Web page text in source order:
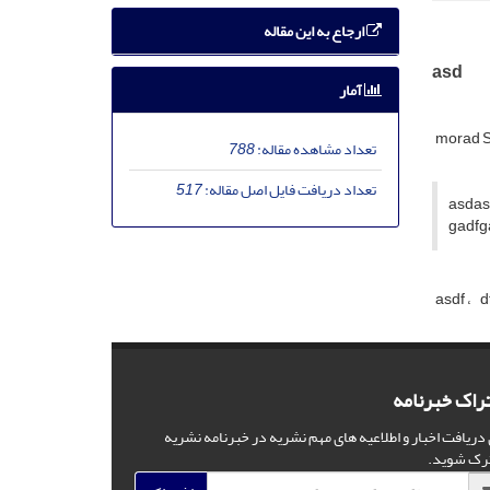
asd
morad
asdf
ارجاع به این مقاله
آمار
تعداد مشاهده مقاله:788
تعداد دریافت فایل اصل مقاله:517
خبرنامه
دریافت اخبار و اطلاعیه های مهم نشریه در خبرنامه نشریه
شوید.